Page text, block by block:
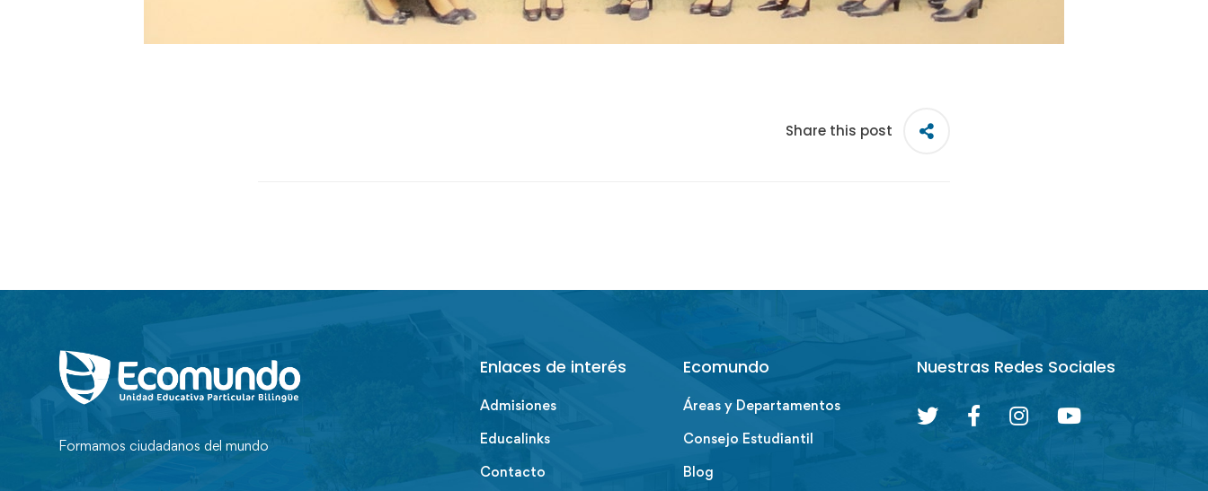
Share this post
Formamos ciudadanos del mundo
Enlaces de interés
Admisiones
Educalinks
Contacto
Ecomundo
Áreas y Departamentos
Consejo Estudiantil
Blog
Nuestras Redes Sociales